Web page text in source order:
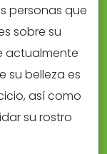
personas que
sobre su
actualmente
su belleza es
así como
su rostro